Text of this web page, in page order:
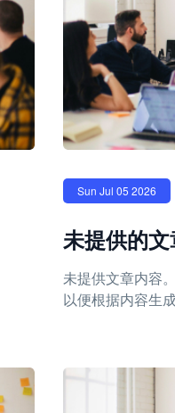
Sun Jul 05 2026
未提供的
未提供文章内容
以便根据内容生